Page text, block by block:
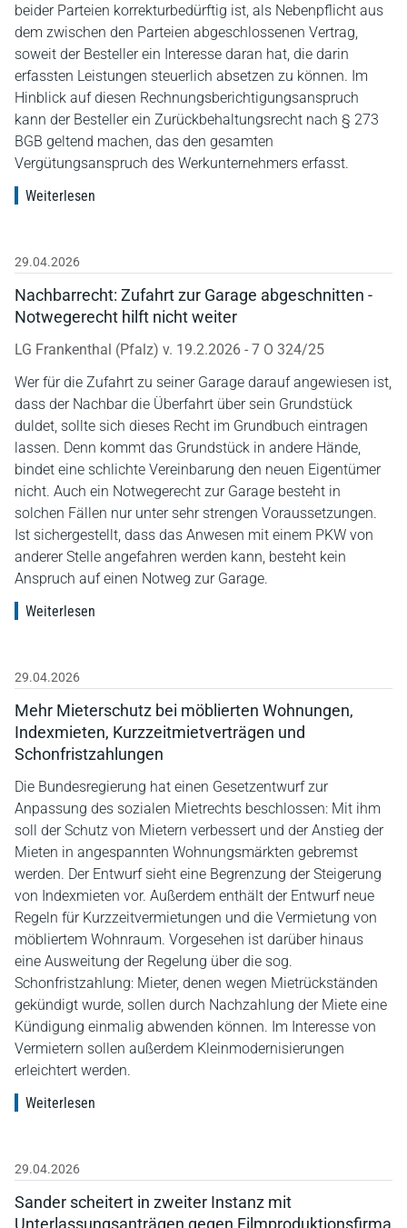
beider Parteien korrekturbedürftig ist, als Nebenpflicht aus
dem zwischen den Parteien abgeschlossenen Vertrag,
soweit der Besteller ein Interesse daran hat, die darin
erfassten Leistungen steuerlich absetzen zu können. Im
Hinblick auf diesen Rechnungsberichtigungsanspruch
kann der Besteller ein Zurückbehaltungsrecht nach § 273
BGB geltend machen, das den gesamten
Vergütungsanspruch des Werkunternehmers erfasst.
Weiterlesen
29.04.2026
Nachbarrecht: Zufahrt zur Garage abgeschnitten -
Notwegerecht hilft nicht weiter
LG Frankenthal (Pfalz) v. 19.2.2026 - 7 O 324/25
Wer für die Zufahrt zu seiner Garage darauf angewiesen ist,
dass der Nachbar die Überfahrt über sein Grundstück
duldet, sollte sich dieses Recht im Grundbuch eintragen
lassen. Denn kommt das Grundstück in andere Hände,
bindet eine schlichte Vereinbarung den neuen Eigentümer
nicht. Auch ein Notwegerecht zur Garage besteht in
solchen Fällen nur unter sehr strengen Voraussetzungen.
Ist sichergestellt, dass das Anwesen mit einem PKW von
anderer Stelle angefahren werden kann, besteht kein
Anspruch auf einen Notweg zur Garage.
Weiterlesen
29.04.2026
Mehr Mieterschutz bei möblierten Wohnungen,
Indexmieten, Kurzzeitmietverträgen und
Schonfristzahlungen
Die Bundesregierung hat einen Gesetzentwurf zur
Anpassung des sozialen Mietrechts beschlossen: Mit ihm
soll der Schutz von Mietern verbessert und der Anstieg der
Mieten in angespannten Wohnungsmärkten gebremst
werden. Der Entwurf sieht eine Begrenzung der Steigerung
von Indexmieten vor. Außerdem enthält der Entwurf neue
Regeln für Kurzzeitvermietungen und die Vermietung von
möbliertem Wohnraum. Vorgesehen ist darüber hinaus
eine Ausweitung der Regelung über die sog.
Schonfristzahlung: Mieter, denen wegen Mietrückständen
gekündigt wurde, sollen durch Nachzahlung der Miete eine
Kündigung einmalig abwenden können. Im Interesse von
Vermietern sollen außerdem Kleinmodernisierungen
erleichtert werden.
Weiterlesen
29.04.2026
Sander scheitert in zweiter Instanz mit
Unterlassungsanträgen gegen Filmproduktionsfirma